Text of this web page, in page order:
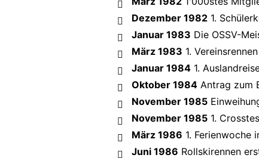
Dezember 1982 1.
Januar 1983 Die OSSV-
März 1983 1.
Januar 1984 1.
Oktober 1984 Antrag zum
November 1985
November 1985 1.
März 1986 1. Ferienwoche
Juni 1986 Rollskirennen